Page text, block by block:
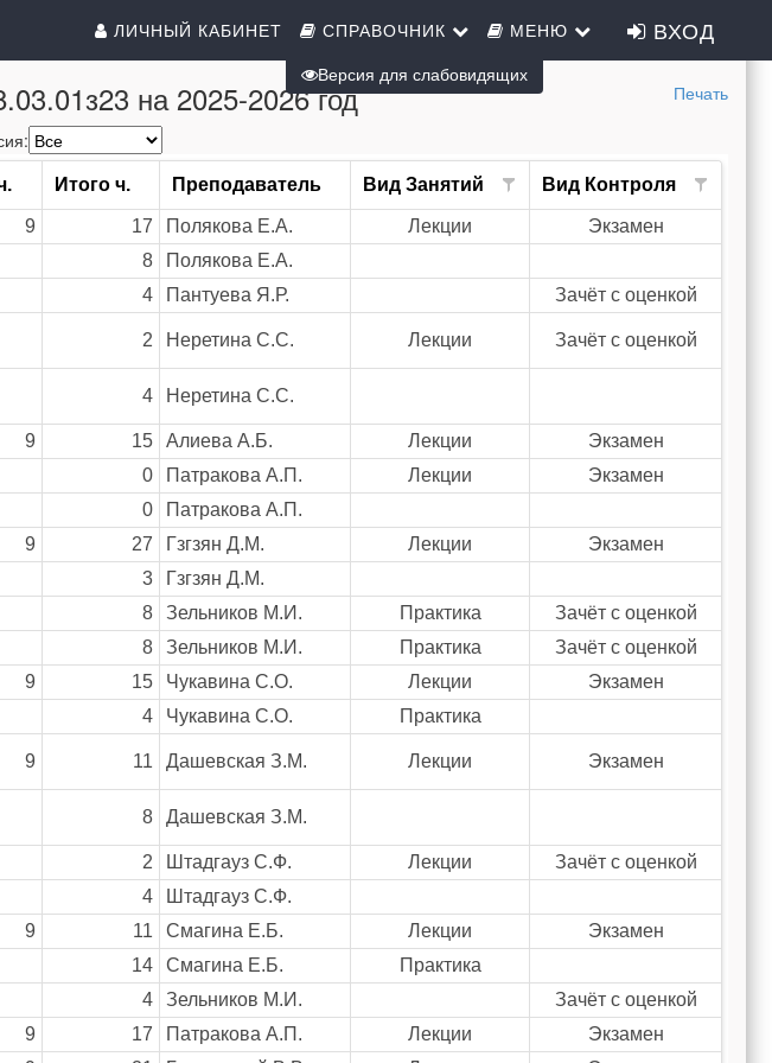
ЛИЧНЫЙ КАБИНЕТ СПРАВОЧНИК МЕНЮ ВХОД
на 2025-2026 год
Печать
Итого ч. Преподаватель Вид Занятий Вид Контроля
9 17 Полякова Е.А. Лекции
Экзамен
8
Полякова Е.А.
4 Пантуева Я.Р.
Зачёт с оценкой
2 Неретина С.С. Лекции Зачёт с оценкой
4 Неретина С.С.
9 15 Алиева А.Б. Лекции
Экзамен
0 Патракова А.П. Лекции
Экзамен
0
Патракова А.П.
9 27 Гзгзян Д.М. Лекции
Экзамен
3
Гзгзян Д.М.
8 Зельников М.И. Практика
Зачёт с оценкой
8 Зельников М.И. Практика
Зачёт с оценкой
9 15 Чукавина С.О. Лекции
Экзамен
4 Чукавина С.О.
Практика
9 11 Дашевская З.М. Лекции Экзамен
8 Дашевская З.М.
2 Штадгауз С.Ф. Лекции
Зачёт с оценкой
4
Штадгауз С.Ф.
9 11 Смагина Е.Б. Лекции
Экзамен
14 Смагина Е.Б.
Практика
4 Зельников М.И.
Зачёт с оценкой
9 17 Патракова А.П. Лекции
Экзамен
Версия для слабовидящих